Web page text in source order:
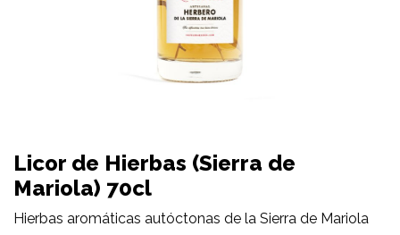
Licor de Hierbas (Sierra de
Mariola) 70cl
Hierbas aromáticas autóctonas de la Sierra de Mariola